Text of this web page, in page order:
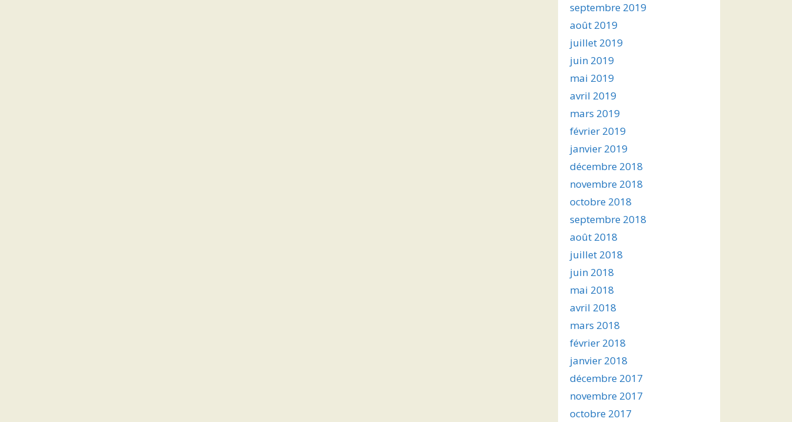
septembre 2019
août 2019
juillet 2019
juin 2019
mai 2019
avril 2019
mars 2019
février 2019
janvier 2019
décembre 2018
novembre 2018
octobre 2018
septembre 2018
août 2018
juillet 2018
juin 2018
mai 2018
avril 2018
mars 2018
février 2018
janvier 2018
décembre 2017
novembre 2017
octobre 2017